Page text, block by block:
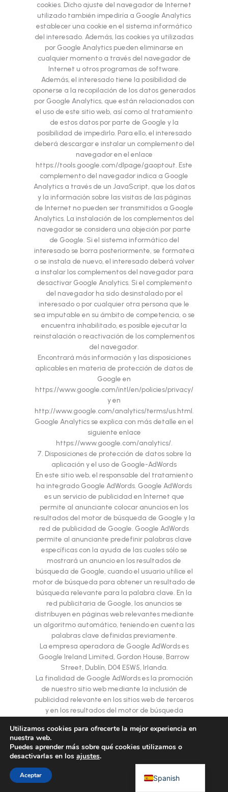
cookies. Dicho ajuste del navegador de Internet
utilizado también impediría a Google Analytics
establecer una cookie en el sistema informático
del interesado. Además, las cookies ya utilizadas
por Google Analytics pueden eliminarse en
cualquier momento a través del navegador de
Internet u otros programas de software.
Además, el interesado tiene la posibilidad de
oponerse a la recopilación de los datos generados
por Google Analytics, que están relacionados con
el uso de este sitio web, así como al tratamiento
de estos datos por parte de Google y la
posibilidad de impedirlo. Para ello, el interesado
deberá descargar e instalar un complemento del
navegador en el enlace
https://tools.google.com/dlpage/gaoptout. Este
complemento del navegador indica a Google
Analytics a través de un JavaScript, que los datos
y la información sobre las visitas de las páginas
de Internet no pueden ser transmitidos a Google
Analytics. La instalación de los complementos del
navegador se considera una objeción por parte
de Google. Si el sistema informático del
interesado se borra posteriormente, se formatea
o se instala de nuevo, el interesado deberá volver
a instalar los complementos del navegador para
desactivar Google Analytics. Si el complemento
del navegador ha sido desinstalado por el
interesado o por cualquier otra persona que le
sea imputable en su ámbito de competencia, o se
encuentra inhabilitado, es posible ejecutar la
reinstalación o reactivación de los complementos
del navegador.
Encontrará más información y las disposiciones
aplicables en materia de protección de datos de
Google en
https://www.google.com/intl/en/policies/privacy/
y en
http://www.google.com/analytics/terms/us.html.
Google Analytics se explica con más detalle en el
siguiente enlace
https://www.google.com/analytics/.
7. Disposiciones de protección de datos sobre la
aplicación y el uso de Google-AdWords
En este sitio web, el responsable del tratamiento
ha integrado Google AdWords. Google AdWords
es un servicio de publicidad en Internet que
permite al anunciante colocar anuncios en los
resultados del motor de búsqueda de Google y la
red de publicidad de Google. Google AdWords
permite al anunciante predefinir palabras clave
específicas con la ayuda de las cuales sólo se
mostrará un anuncio en los resultados de
búsqueda de Google, cuando el usuario utilice el
motor de búsqueda para obtener un resultado de
búsqueda relevante para la palabra clave. En la
red publicitaria de Google, los anuncios se
distribuyen en páginas web relevantes mediante
un algoritmo automático, teniendo en cuenta las
palabras clave definidas previamente.
La empresa operadora de Google AdWords es
Google Ireland Limited, Gordon House, Barrow
Street, Dublín, D04 E5W5, Irlanda.
La finalidad de Google AdWords es la promoción
de nuestro sitio web mediante la inclusión de
publicidad relevante en los sitios web de terceros
y en los resultados del motor de búsqueda
nuestro sitio web.
Si un interesado accede a nuestro sitio web a
través de un anuncio de Google, se almacena
una cookie de conversión en el sistema
informático del interesado a través de Google. La
definición de cookies se explica más arriba. Una
Utilizamos cookies para ofrecerte la mejor experiencia en
nuestra web.
Puedes aprender más sobre qué cookies utilizamos o
desactivarlas en los ajustes.
Aceptar Spanish
German
Arabic
French
Russian
Italian
Hebrew
Japanese
Korean
Portuguese
Chinese